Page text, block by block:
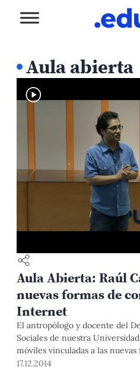
Aula abierta
Aula Abierta: Raúl
nuevas formas de
Internet
El antropólogo y docente del
Sociales de nuestra
móviles vinculadas a las
de los medios de comunicación.
17.12.2014